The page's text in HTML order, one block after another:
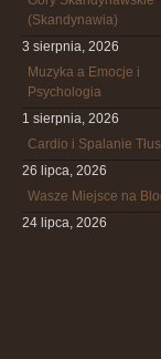
(Skandynawia)
3 sierpnia, 2026
Muzyka a Emocje i
Psychologia
1 sierpnia, 2026
Cardio i Spalanie
26 lipca, 2026
Wasze Miejsce na
24 lipca, 2026